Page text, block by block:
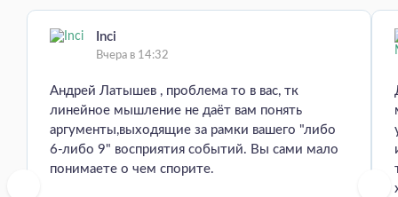
Inci
Вчера в 14:32
Андрей Латышев , проблема то в вас, тк
линейное мышление не даёт вам понять
аргументы,выходящие за рамки вашего "либо
6-либо 9" восприятия событий. Вы сами мало
понимаете о чем спорите.